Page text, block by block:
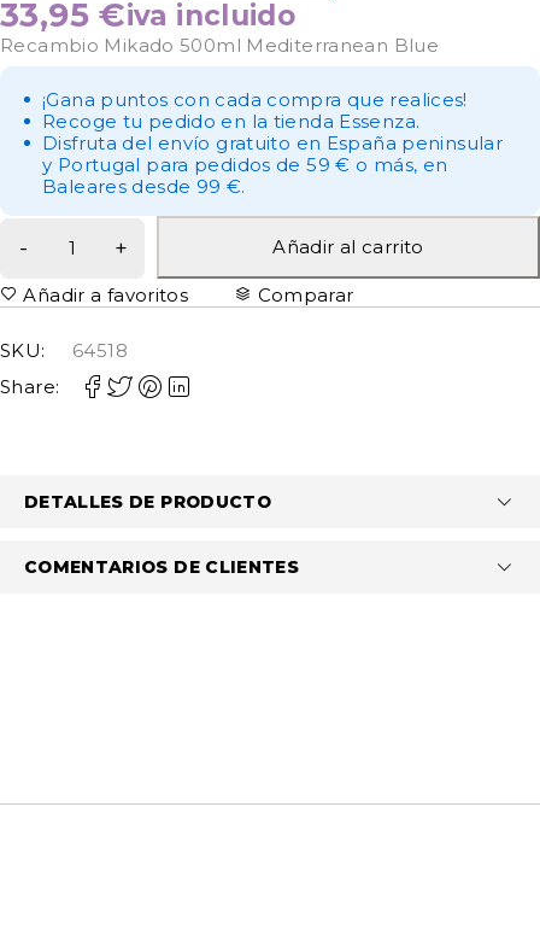
33,95€iva incluido
Recambio Mikado 500ml Mediterranean Blue
¡Gana puntos con cada compra que realices!
Recoge tu pedido en la tienda Essenza.
Disfruta del envío gratuito en España peninsular
y Portugal para pedidos de 59 € o más, en
Baleares desde 99 €.
Añadir al carrito
Añadir a favoritos Comparar
SKU:
64518
Share:
DETALLES DE PRODUCTO
COMENTARIOS DE CLIENTES